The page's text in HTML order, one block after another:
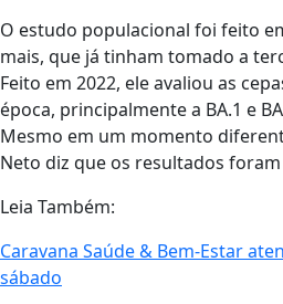
O estudo populacional foi feito
mais, que já tinham tomado a
Feito em 2022, ele avaliou as
época, principalmente a BA.1 e
Mesmo em um momento
Neto diz que os resultados
Leia Também:
Caravana Saúde & Bem-Estar
sábado